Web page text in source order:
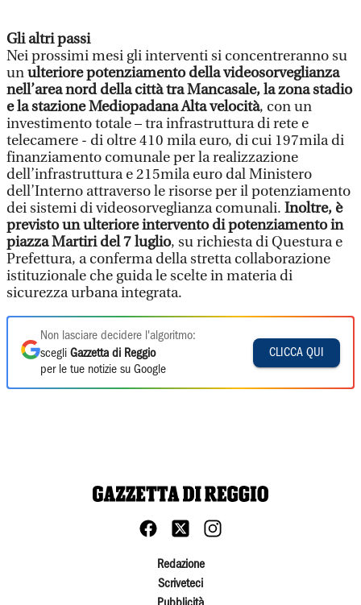
Gli altri passi
Nei prossimi mesi gli interventi si concentreranno su
unulteriore potenziamento della videosorveglianza
nell’area nord della città tra Mancasale, la zona stadio
e la stazione Mediopadana Alta velocità, con un
investimento totale – tra infrastruttura di rete e
telecamere - di oltre 410 mila euro, di cui 197mila di
finanziamento comunale per la realizzazione
dell’infrastruttura e 215mila euro dal Ministero
dell’Interno attraverso le risorse per il potenziamento
dei sistemi di videosorveglianza comunali. Inoltre, è
previsto un ulteriore intervento di potenziamento in
piazza Martiri del 7 luglio, su richiesta di Questura e
Prefettura, a conferma della stretta collaborazione
istituzionale che guida le scelte in materia di
sicurezza urbana integrata.
Non lasciare decidere l'algoritmo:
scegli Gazzetta di Reggio
per le tue notizie su Google
CLICCA QUI
Redazione
Scriveteci